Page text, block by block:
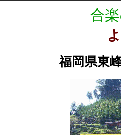
合
福岡県東